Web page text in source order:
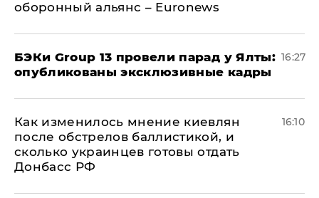
оборонный альянс – Euronews
​БЭКи Group 13 провели парад у Ялты:
опубликованы эксклюзивные кадры
16:27
Как изменилось мнение киевлян
после обстрелов баллистикой, и
сколько украинцев готовы отдать
Донбасс РФ
16:10